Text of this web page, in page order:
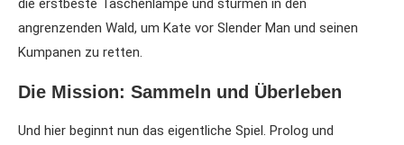
die erstbeste Taschenlampe und stürmen in den
angrenzenden Wald, um Kate vor Slender Man und seinen
Kumpanen zu retten.
Die Mission: Sammeln und Überleben
Und hier beginnt nun das eigentliche Spiel. Prolog und